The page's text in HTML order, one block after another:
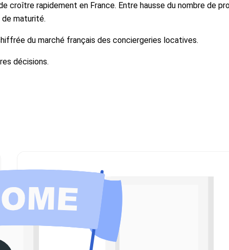
rapidement en France. Entre hausse du nombre de
maturité.
du marché français des conciergeries locatives.
décisions.